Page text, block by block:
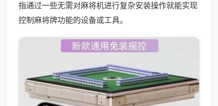
指通过一些无需对麻将机进行复杂安装操作就能实现
控制麻将牌功能的设备或工具。